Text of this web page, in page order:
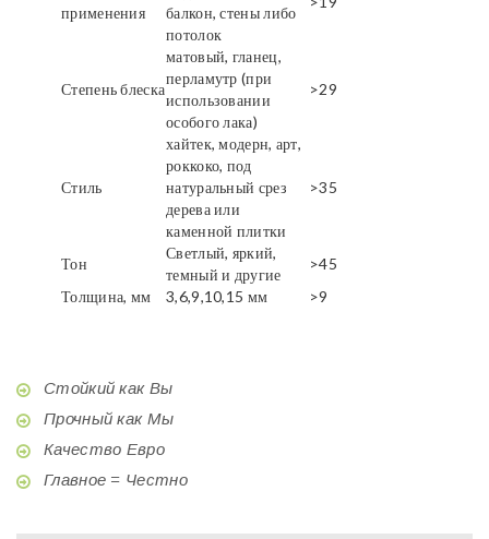
применения
балкон, стены либо
потолок
Степень блеска
матовый, гланец,
перламутр (при
использовании
особого лака)
>29
Стиль
хайтек, модерн, арт,
роккоко, под
натуральный срез
дерева или
каменной плитки
>35
Тон
Светлый, яркий,
темный и другие
>45
Толщина, мм
3,6,9,10,15 мм >9
Стойкий как Вы
Прочный как Мы
Качество Евро
Главное = Честно